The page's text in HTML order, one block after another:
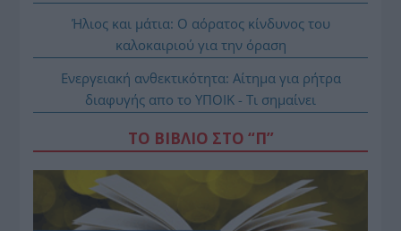
Ήλιος και μάτια: Ο αόρατος κίνδυνος του
καλοκαιριού για την όραση
Ενεργειακή ανθεκτικότητα: Αίτημα για ρήτρα
διαφυγής απο το ΥΠΟΙΚ - Τι σημαίνει
ΤΟ ΒΙΒΛΙΟ ΣΤΟ “Π”